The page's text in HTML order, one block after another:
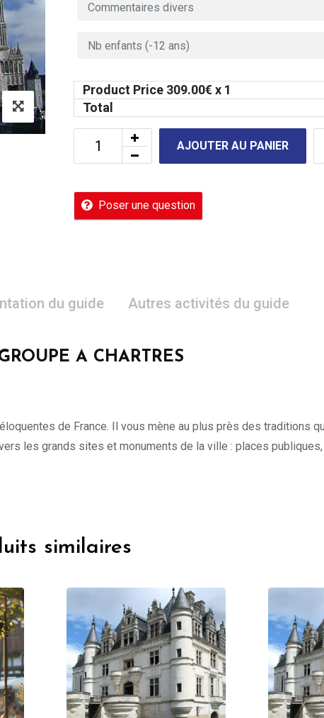
Product Price 309.00€ x 1
Total
AJOUTER AU PANIER
Poser une question
du guide Autres activités du guide
A CHARTRES
de France. Il vous mène au plus près des traditions
les grands sites et monuments de la ville : places
similaires